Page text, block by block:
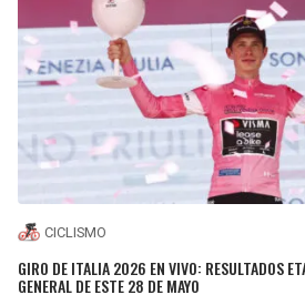
CICLISMO
GIRO DE ITALIA 2026 EN VIVO: RESULTADOS
GENERAL DE ESTE 28 DE MAYO